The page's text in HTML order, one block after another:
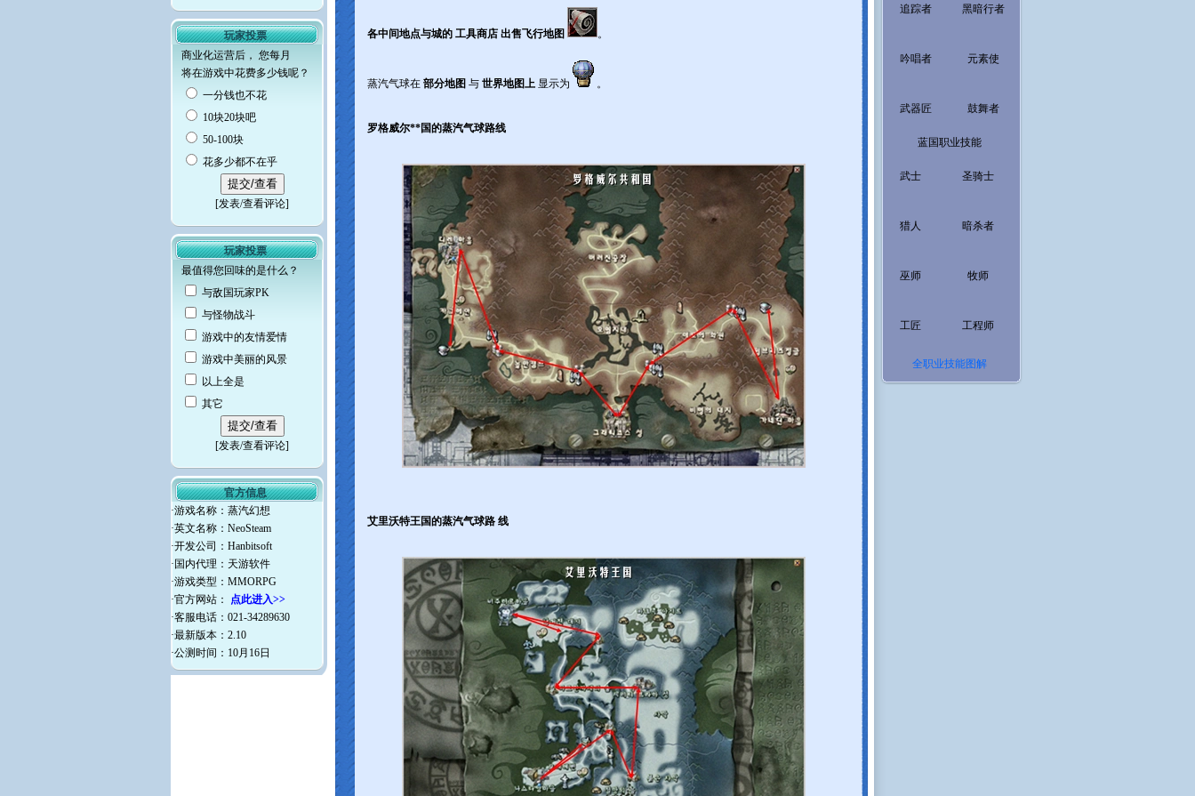
玩家投票
商业化运营后， 您每月
将在游戏中花费多少钱呢？
一分钱也不花
10块20块吧
50-100块
花多少都不在乎
[发表/查看评论]
玩家投票
最值得您回味的是什么？
与敌国玩家PK
与怪物战斗
游戏中的友情爱情
游戏中美丽的风景
以上全是
其它
[发表/查看评论]
官方信息
·游戏名称：蒸汽幻想
·英文名称：NeoSteam
·开发公司：Hanbitsoft
·国内代理：天游软件
·游戏类型：MMORPG
·官方网站： 点此进入>>
·客服电话：021-34289630
·最新版本：2.10
·公测时间：10月16日
各中间地点与城的 工具商店 出售飞行地图 。
蒸汽气球在 部分地图 与 世界地图上 显示为 。
罗格威尔**国的蒸汽气球路线
艾里沃特王国的蒸汽气球路 线
追踪者 黑暗行者
吟唱者 元素使
武器匠 鼓舞者
蓝国职业技能
武士 圣骑士
猎人 暗杀者
巫师 牧师
工匠 工程师
全职业技能图解